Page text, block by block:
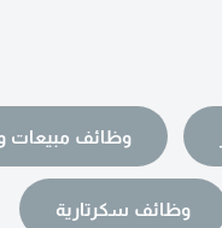
وظائف مبيعات
وظائف سكرتارية